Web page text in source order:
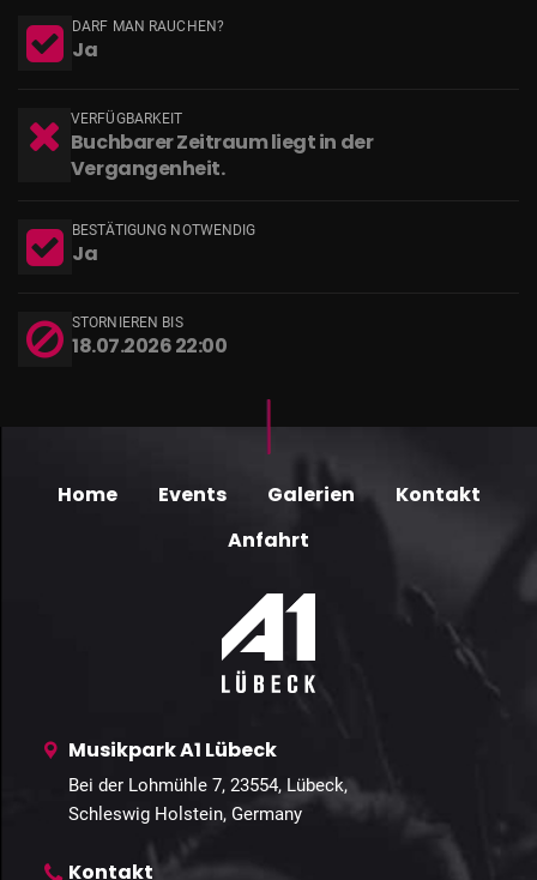
DARF MAN RAUCHEN?
Ja
VERFÜGBARKEIT
Buchbarer Zeitraum liegt in der
Vergangenheit.
BESTÄTIGUNG NOTWENDIG
Ja
STORNIEREN BIS
18.07.2026 22:00
Home Events Galerien
Kontakt
Anfahrt
Musikpark A1 Lübeck
Bei der Lohmühle 7, 23554, Lübeck,
Schleswig Holstein, Germany
Kontakt